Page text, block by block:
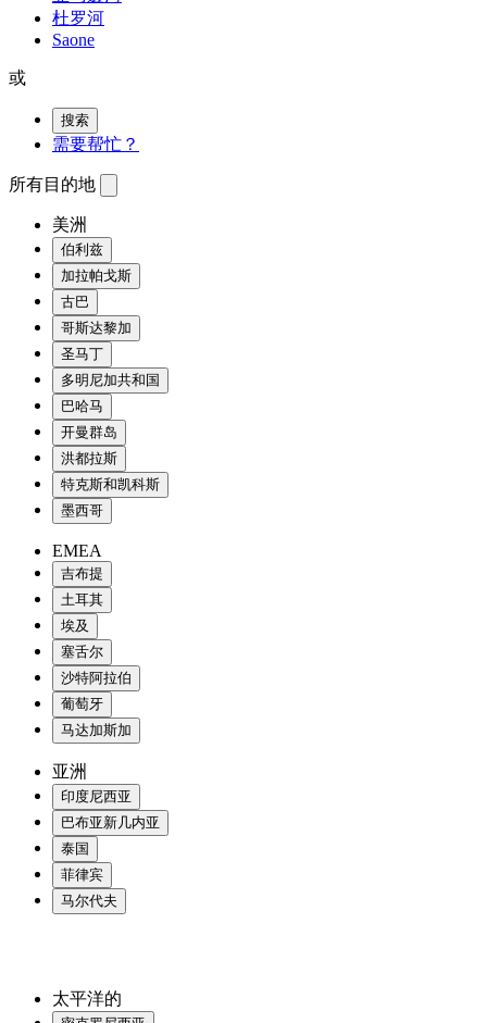
杜罗河
Saone
或
搜索
需要帮忙？
所有目的地
美洲
伯利兹
加拉帕戈斯
古巴
哥斯达黎加
圣马丁
多明尼加共和国
巴哈马
开曼群岛
洪都拉斯
特克斯和凯科斯
墨西哥
EMEA
吉布提
土耳其
埃及
塞舌尔
沙特阿拉伯
葡萄牙
马达加斯加
亚洲
印度尼西亚
巴布亚新几内亚
泰国
菲律宾
马尔代夫
太平洋的